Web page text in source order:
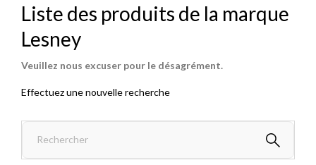
Liste des produits de la marque
Lesney
Veuillez nous excuser pour le désagrément.
Effectuez une nouvelle recherche